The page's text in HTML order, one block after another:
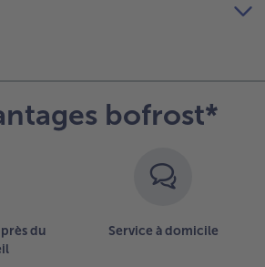
bofrost*
du
Service à domicile